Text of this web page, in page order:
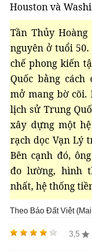
Houston và
Tần Thủy
nguyên ở tuổi
chế phong kiến
Quốc bằng
mở mang bờ cõi.
lịch sử Trung
xây dựng một
rạch dọc Vạn Lý
Bên cạnh đó,
đo lường, hình
nhất, hệ thống
Theo Báo Đất Việt
3,5